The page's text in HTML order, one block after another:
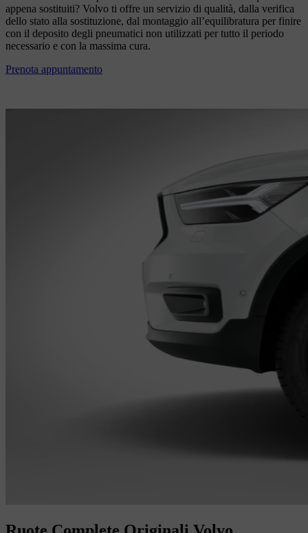
appena sostituiti? Volvo ti offre un servizio di qualità, dalla verifica
dello stato alla sostituzione, dal montaggio all’equilibratura per finire
con il deposito degli pneumatici non utilizzati per tutto il periodo
necessario e con la massima cura.
Prenota appuntamento